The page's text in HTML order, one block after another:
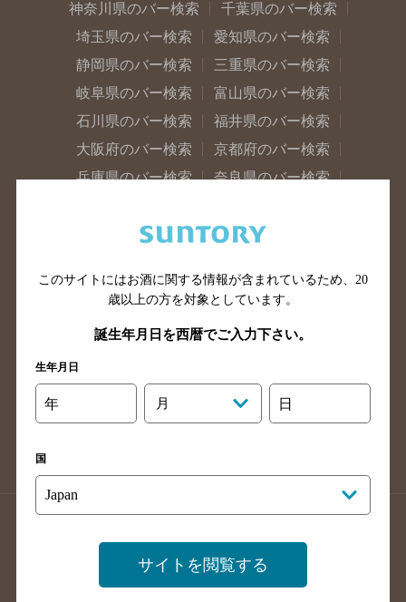
神奈川県のバー検索
千葉県のバー検索
埼玉県のバー検索
愛知県のバー検索
静岡県のバー検索
三重県のバー検索
岐阜県のバー検索
富山県のバー検索
石川県のバー検索
福井県のバー検索
大阪府のバー検索
京都府のバー検索
兵庫県のバー検索
奈良県のバー検索
広島県のバー検索
岡山県のバー検索
島根県のバー検索
徳島県のバー検索
高知県のバー検索
福岡県のバー検索
長崎県のバー検索
大分県のバー検索
熊本県のバー検索
掲載店舗様ログイン
このサイトにはお酒に関する情報が含まれているため、 20
歳以上の方を対象としています。
誕生年月日を西暦でご入力下さい。
生年月日
年 月 日
国
サイトを閲覧する